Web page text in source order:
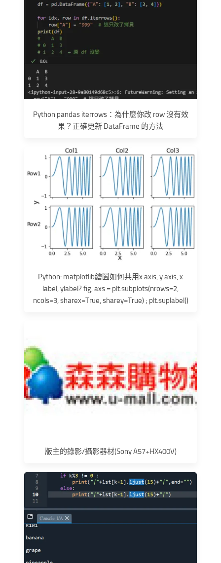
Python pandas iterrows：為什麼你改 row 沒有效
果？正確更新 DataFrame 的方法
Python: matplotlib繪圖如何共用x axis, y axis, x
label, ylabel? fig, axs = plt.subplots(nrows=2,
ncols=3, sharex=True, sharey=True) ; plt.suplabel()
版主的錄影/攝影器材(Sony A57+HX400V)